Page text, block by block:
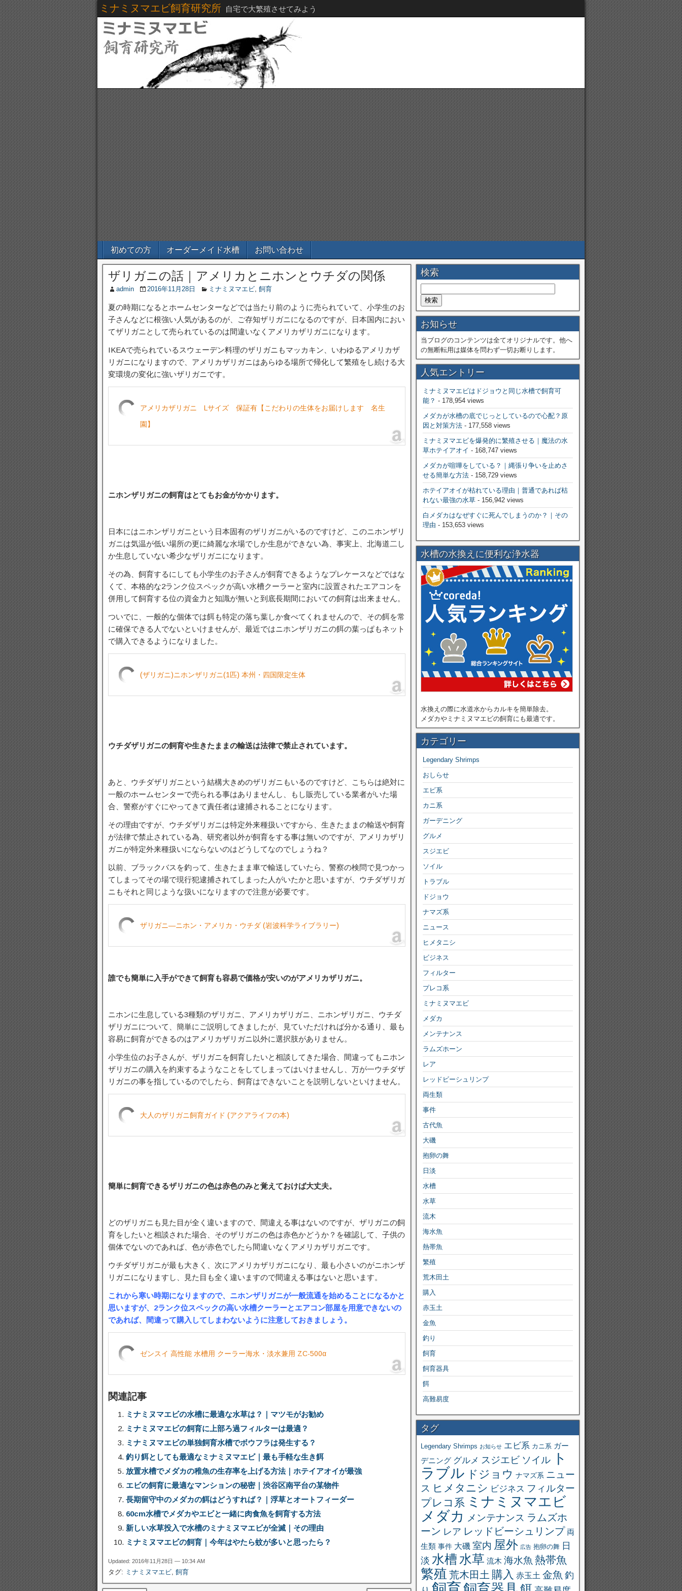
ミナミヌマエビ飼育研究所 自宅で大繁殖させてみよう
初めての方 オーダーメイド水槽 お問い合わせ
ザリガニの話｜アメリカとニホンとウチダの関係
admin 2016年11月28日 ミナミヌマエビ, 飼育
夏の時期になるとホームセンターなどでは当たり前のように売られていて、小学生のお
子さんなどに根強い人気があるのが、ご存知ザリガニになるのですが、日本国内におい
てザリガニとして売られているのは間違いなくアメリカザリガニになります。
IKEAで売られているスウェーデン料理のザリガニもマッカキン、いわゆるアメリカザ
リガニになりますので、アメリカザリガニはあらゆる場所で帰化して繁殖をし続ける大
変環境の変化に強いザリガニです。
アメリカザリガニ Lサイズ 保証有【こだわりの生体をお届けします 名生
園】
ニホンザリガニの飼育はとてもお金がかかります。
日本にはニホンザリガニという日本固有のザリガニがいるのですけど、このニホンザリ
ガニは気温が低い場所の更に綺麗な水場でしか生息ができない為、事実上、北海道二し
か生息していない希少なザリガニになります。
その為、飼育するにしても小学生のお子さんが飼育できるようなプレケースなどではな
くて、本格的な2ランク位スペックが高い水槽クーラーと室内に設置されたエアコンを
併用して飼育する位の資金力と知識が無いと到底長期間においての飼育は出来ません。
ついでに、一般的な個体では餌も特定の落ち葉しか食べてくれませんので、その餌を常
に確保できる人でないといけませんが、最近ではニホンザリガニの餌の葉っぱもネット
で購入できるようになりました。
(ザリガニ)ニホンザリガニ(1匹) 本州・四国限定生体
ウチダザリガニの飼育や生きたままの輸送は法律で禁止されています。
あと、ウチダザリガニという結構大きめのザリガニもいるのですけど、こちらは絶対に
一般のホームセンターで売られる事はありませんし、もし販売している業者がいた場
合、警察がすぐにやってきて責任者は逮捕されることになります。
その理由ですが、ウチダザリガニは特定外来種扱いですから、生きたままの輸送や飼育
が法律で禁止されている為、研究者以外が飼育をする事は無いのですが、アメリカザリ
ガニが特定外来種扱いにならないのはどうしてなのでしょうね？
以前、ブラックバスを釣って、生きたまま車で輸送していたら、警察の検問で見つかっ
てしまってその場で現行犯逮捕されてしまった人がいたかと思いますが、ウチダザリガ
ニもそれと同じような扱いになりますので注意が必要です。
ザリガニ―ニホン・アメリカ・ウチダ (岩波科学ライブラリー)
誰でも簡単に入手ができて飼育も容易で価格が安いのがアメリカザリガニ。
ニホンに生息している3種類のザリガニ、アメリカザリガニ、ニホンザリガニ、ウチダ
ザリガニについて、簡単にご説明してきましたが、見ていただければ分かる通り、最も
容易に飼育ができるのはアメリカザリガニ以外に選択肢がありません。
小学生位のお子さんが、ザリガニを飼育したいと相談してきた場合、間違ってもニホン
ザリガニの購入を約束するようなことをしてしまってはいけませんし、万が一ウチダザ
リガニの事を指しているのでしたら、飼育はできないことを説明しないといけません。
大人のザリガニ飼育ガイド (アクアライフの本)
簡単に飼育できるザリガニの色は赤色のみと覚えておけば大丈夫。
どのザリガニも見た目が全く違いますので、間違える事はないのですが、ザリガニの飼
育をしたいと相談された場合、そのザリガニの色は赤色かどうか？を確認して、子供の
個体でないのであれば、色が赤色でしたら間違いなくアメリカザリガニです。
ウチダザリガニが最も大きく、次にアメリカザリガニになり、最も小さいのがニホンザ
リガニになりますし、見た目も全く違いますので間違える事はないと思います。
これから寒い時期になりますので、ニホンザリガニが一般流通を始めることになるかと
思いますが、2ランク位スペックの高い水槽クーラーとエアコン部屋を用意できないの
であれば、間違って購入してしまわないように注意しておきましょう。
ゼンスイ 高性能 水槽用 クーラー海水・淡水兼用 ZC-500α
関連記事
ミナミヌマエビの水槽に最適な水草は？｜マツモがお勧め
ミナミヌマエビの飼育に上部ろ過フィルターは最適？
ミナミヌマエビの単独飼育水槽でボウフラは発生する？
釣り餌としても最適なミナミヌマエビ｜最も手軽な生き餌
放置水槽でメダカの稚魚の生存率を上げる方法｜ホテイアオイが最強
エビの飼育に最適なマンションの秘密｜渋谷区南平台の某物件
長期留守中のメダカの餌はどうすれば？｜浮草とオートフィーダー
60cm水槽でメダカやエビと一緒に肉食魚を飼育する方法
新しい水草投入で水槽のミナミヌマエビが全滅｜その理由
ミナミヌマエビの飼育｜今年はやたら蚊が多いと思ったら？
Updated: 2016年11月28日 — 10:34 AM
タグ: ミナミヌマエビ, 飼育
検索
お知らせ
当ブログのコンテンツは全てオリジナルです。他へ
の無断転用は媒体を問わず一切お断りします。
人気エントリー
ミナミヌマエビはドジョウと同じ水槽で飼育可
能？ - 178,954 views
メダカが水槽の底でじっとしているので心配？原
因と対策方法- 177,558 views
ミナミヌマエビを爆発的に繁殖させる｜魔法の水
草ホテイアオイ - 168,747 views
メダカが喧嘩をしている？｜縄張り争いを止めさ
せる簡単な方法- 158,729 views
ホテイアオイが枯れている理由｜普通であれば枯
れない最強の水草- 156,942 views
白メダカはなぜすぐに死んでしまうのか？｜その
理由 - 153,653 views
水槽の水換えに便利な浄水器
水換えの際に水道水からカルキを簡単除去。
メダカやミナミヌマエビの飼育にも最適です。
カテゴリー
Legendary Shrimps
おしらせ
エビ系
カニ系
ガーデニング
グルメ
スジエビ
ソイル
トラブル
ドジョウ
ナマズ系
ニュース
ヒメタニシ
ビジネス
フィルター
プレコ系
ミナミヌマエビ
メダカ
メンテナンス
ラムズホーン
レア
レッドビーシュリンプ
両生類
事件
古代魚
大磯
抱卵の舞
日淡
水槽
水草
流木
海水魚
熱帯魚
繁殖
荒木田土
購入
赤玉土
金魚
釣り
飼育
飼育器具
餌
高難易度
タグ
Legendary Shrimps お知らせ エビ系 カニ系 ガー
デニング グルメ スジエビ ソイル
ト
ラブル ドジョウ ナマズ系 ニュー
ス ヒメタニシ ビジネス フィルター
プレコ系 ミナミヌマエビ
メダカ メンテナンス ラムズホ
ーン レア レッドビーシュリンプ 両
生類 事件 大磯 室内 屋外 広告 抱卵の舞 日
淡 水槽 水草 流木 海水魚 熱帯魚
繁殖 荒木田土 購入 赤玉土 金魚 釣